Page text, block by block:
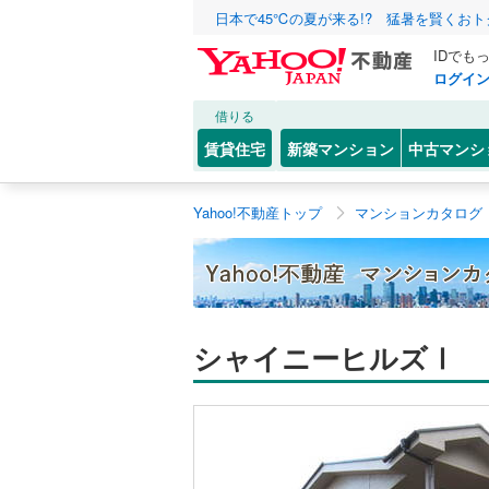
日本で45℃の夏が来る!? 猛暑を賢くおト
IDでも
ログイン
借りる
賃貸住宅 新築マンション 中古マンシ
Yahoo!不動産トップ マンションカタログ
シャイニーヒルズⅠ